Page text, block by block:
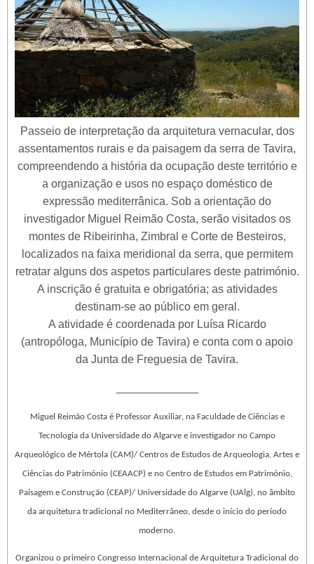
Passeio de interpretação da arquitetura vernacular, dos
assentamentos rurais e da paisagem da serra de Tavira,
compreendendo a história da ocupação deste território e
a organização e usos no espaço doméstico de
expressão mediterrânica. Sob a orientação do
investigador Miguel Reimão Costa, serão visitados os
montes de Ribeirinha, Zimbral e Corte de Besteiros,
localizados na faixa meridional da serra, que permitem
retratar alguns dos aspetos particulares deste património.
A inscrição é gratuita e obrigatória; as atividades
destinam-se ao público em geral.
A atividade é coordenada por Luísa Ricardo
(antropóloga, Município de Tavira) e conta com o apoio
da Junta de Freguesia de Tavira.
Miguel Reimão Costa é Professor Auxiliar, na Faculdade de Ciências e
Tecnologia da Universidade do Algarve e investigador no Campo
Arqueológico de Mértola (CAM)/ Centros de Estudos de Arqueologia, Artes e
Ciências do Património (CEAACP) e no Centro de Estudos em Património,
Paisagem e Construção (CEAP)/ Universidade do Algarve (UAlg), no âmbito
da arquitetura tradicional no Mediterrâneo, desde o início do período
moderno.
Organizou o primeiro Congresso Internacional de Arquitetura Tradicional do